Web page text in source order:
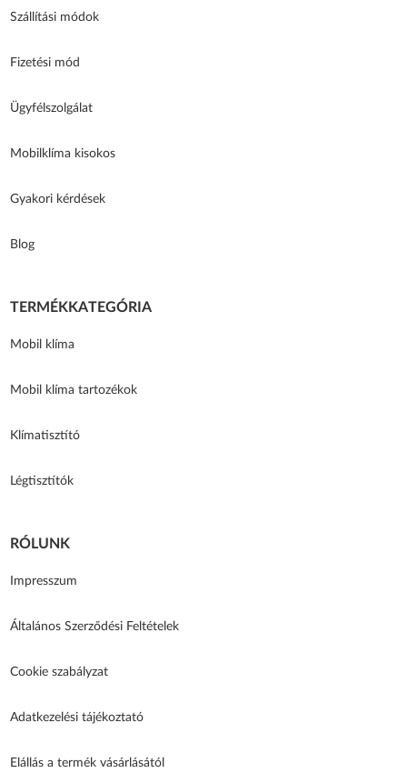
Szállítási módok
Fizetési mód
Ügyfélszolgálat
Mobilklíma kisokos
Gyakori kérdések
Blog
TERMÉKKATEGÓRIA
Mobil klíma
Mobil klíma tartozékok
Klímatisztító
Légtisztítók
RÓLUNK
Impresszum
Általános Szerződési Feltételek
Cookie szabályzat
Adatkezelési tájékoztató
Elállás a termék vásárlásától